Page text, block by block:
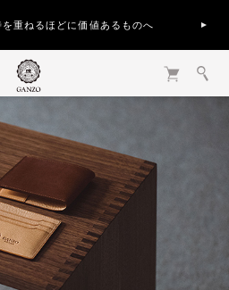
重ねるほどに価値あるものへ